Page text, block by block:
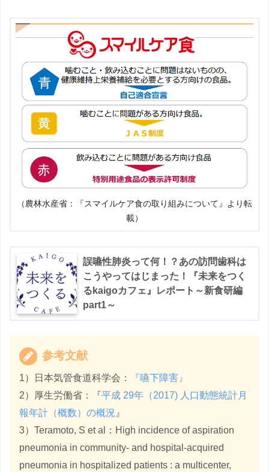
（農林水産省：『スマイルケア食の取り組みについて』より転
載）
誤嚥性肺炎って何！？あの訪問歯科は
こうやってはじまった！『未来をつく
るkaigoカフェ』レポート～新食研編
part1～
参考文献
1）日本気管食道科学会：
『嚥下障害』
2）厚生労働省：『平成 29年（2017) 人口動態統計月
報年計（概数）の概況 』
3）Teramoto, S et al：High incidence of aspiration
pneumonia in community- and hospital-acquired
pneumonia in hospitalized patients : a multicenter,